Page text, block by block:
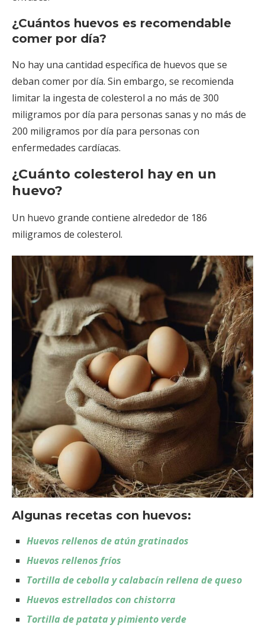
¿Cuántos huevos es recomendable
comer por día?
No hay una cantidad específica de huevos que se
deban comer por día. Sin embargo, se recomienda
limitar la ingesta de colesterol a no más de 300
miligramos por día para personas sanas y no más de
200 miligramos por día para personas con
enfermedades cardíacas.
¿Cuánto colesterol hay en un
huevo?
Un huevo grande contiene alrededor de 186
miligramos de colesterol.
Algunas recetas con huevos:
Huevos rellenos de atún gratinados
Huevos rellenos fríos
Tortilla de cebolla y calabacín rellena de queso
Huevos estrellados con chistorra
Tortilla de patata y pimiento verde